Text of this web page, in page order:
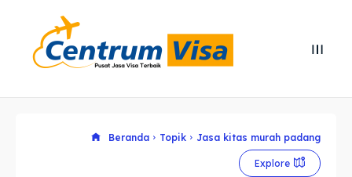
Cari
Cari
Explore our destinations
Explore our destinations
Beranda Topik Jasa kitas murah padang
Explore